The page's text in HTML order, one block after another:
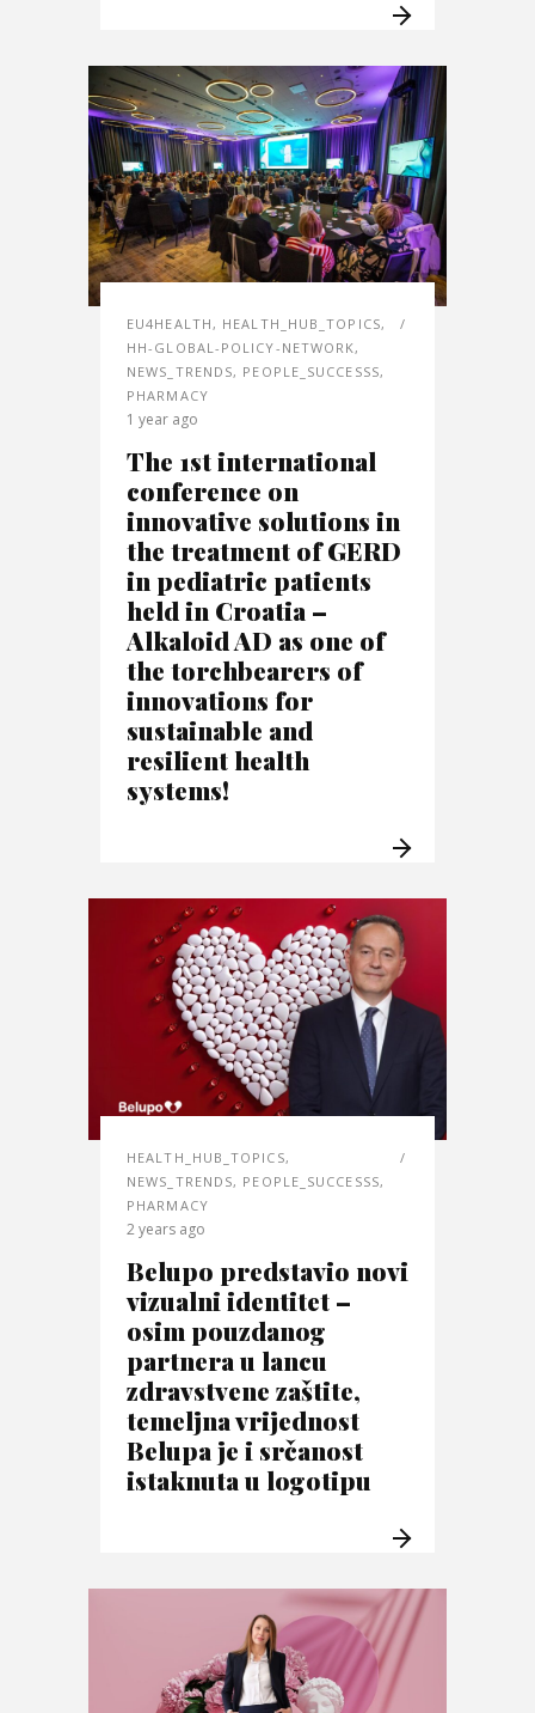
EU4HEALTH , HEALTH_HUB_TOPICS,
HH-GLOBAL-POLICY-NETWORK,
NEWS_TRENDS, PEOPLE_SUCCESSS,
PHARMACY
1 year ago
The 1st international
conference on
innovative solutions in
the treatment of GERD
in pediatric patients
held in Croatia –
Alkaloid AD as one of
the torchbearers of
innovations for
sustainable and
resilient health
systems!
HEALTH_HUB_TOPICS,
NEWS_TRENDS, PEOPLE_SUCCESSS,
PHARMACY
2 years ago
Belupo predstavio novi
vizualni identitet –
osim pouzdanog
partnera u lancu
zdravstvene zaštite,
temeljna vrijednost
Belupa je i srčanost
istaknuta u logotipu